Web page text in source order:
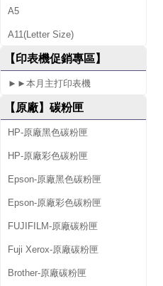
0
D
W
A5
A11(Letter Size)
【印表機促銷專區】
►►本月主打印表機
【原廠】碳粉匣
HP-原廠黑色碳粉匣
HP-原廠彩色碳粉匣
Epson-原廠黑色碳粉匣
Epson-原廠彩色碳粉匣
FUJIFILM-原廠碳粉匣
Fuji Xerox-原廠碳粉匣
Brother-原廠碳粉匣